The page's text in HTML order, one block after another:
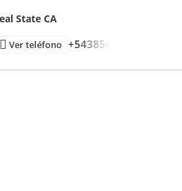
State CA
Ver teléfono +543856